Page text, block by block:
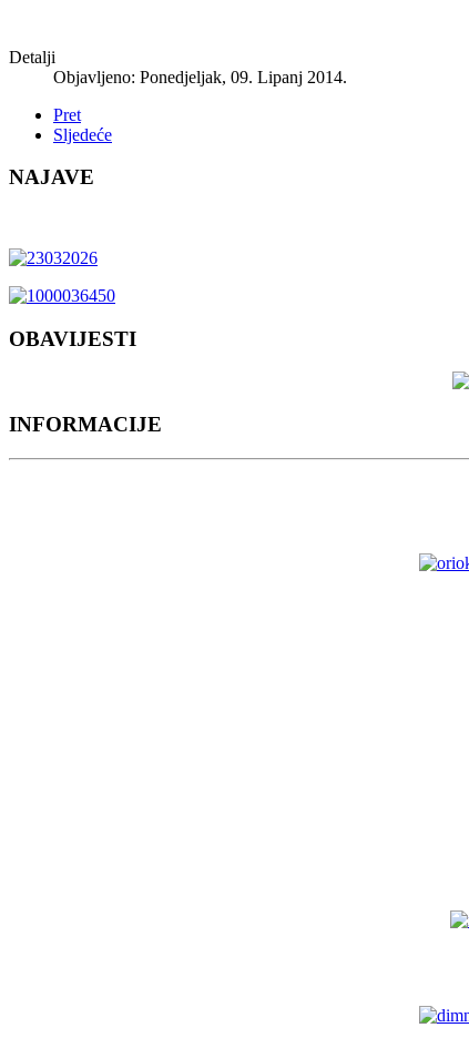
Detalji
Objavljeno: Ponedjeljak, 09. Lipanj 2014.
Pret
Sljedeće
NAJAVE
OBAVIJESTI
INFORMACIJE